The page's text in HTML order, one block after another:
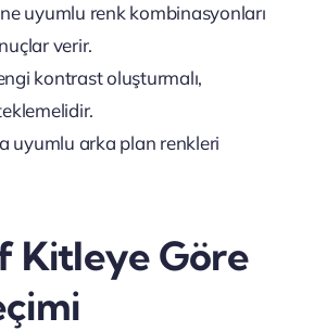
uyumlu renk kombinasyonları
verir.
kontrast oluşturmalı,
uyumlu arka plan renkleri
Kitleye Göre